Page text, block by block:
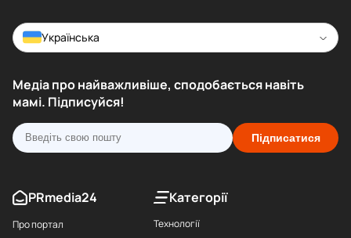
Українська
Медіа про найважливіше, сподобається навіть
мамі. Підписуйся!
Підписатися
PRmedia24
Про портал
Категорії
Технології